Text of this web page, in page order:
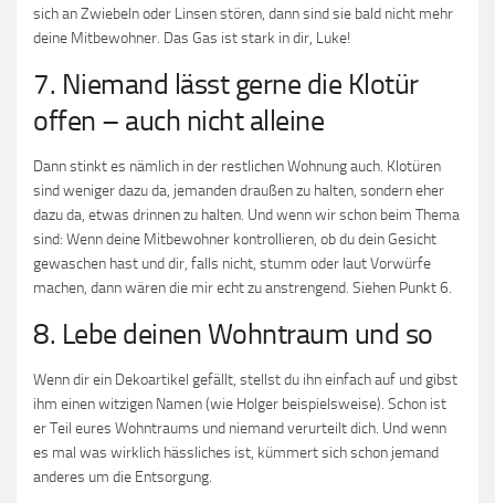
sich an Zwiebeln oder Linsen stören, dann sind sie bald nicht mehr
deine Mitbewohner. Das Gas ist stark in dir, Luke!
7. Niemand lässt gerne die Klotür
offen – auch nicht alleine
Dann stinkt es nämlich in der restlichen Wohnung auch. Klotüren
sind weniger dazu da, jemanden draußen zu halten, sondern eher
dazu da, etwas drinnen zu halten. Und wenn wir schon beim Thema
sind: Wenn deine Mitbewohner kontrollieren, ob du dein Gesicht
gewaschen hast und dir, falls nicht, stumm oder laut Vorwürfe
machen, dann wären die mir echt zu anstrengend. Siehen Punkt 6.
8. Lebe deinen Wohntraum und so
Wenn dir ein Dekoartikel gefällt, stellst du ihn einfach auf und gibst
ihm einen witzigen Namen (wie Holger beispielsweise). Schon ist
er Teil eures Wohntraums und niemand verurteilt dich. Und wenn
es mal was wirklich hässliches ist, kümmert sich schon jemand
anderes um die Entsorgung.